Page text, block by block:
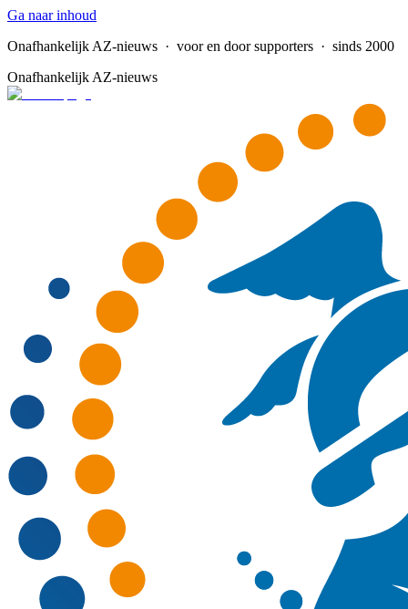
Ga naar inhoud
Onafhankelijk AZ-nieuws · voor en door supporters · sinds 2000
Onafhankelijk AZ-nieuws